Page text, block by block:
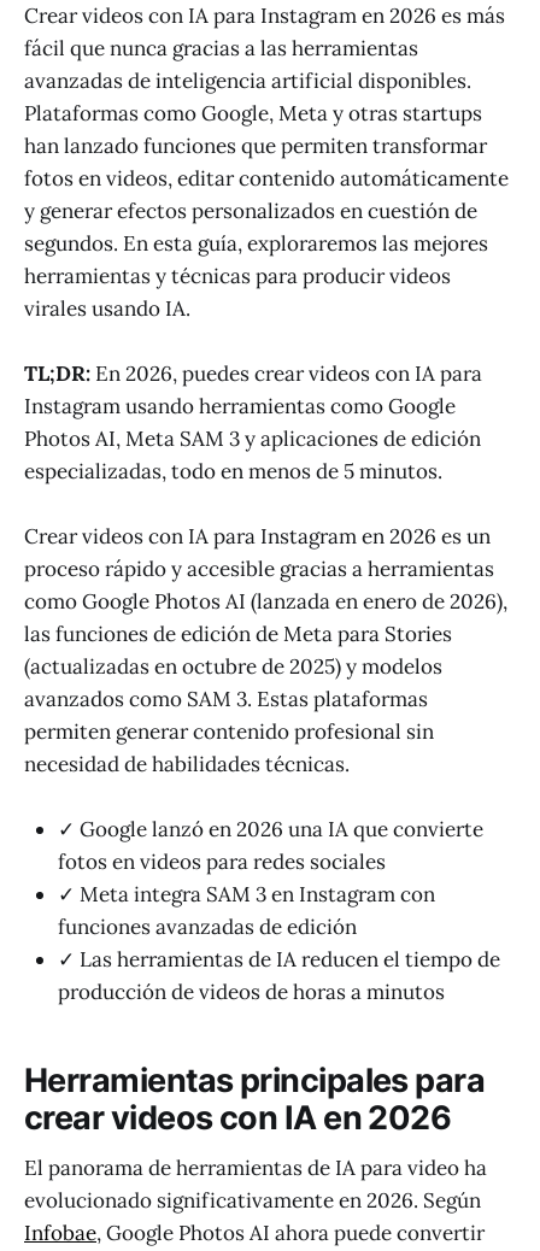
Crear videos con IA para Instagram en 2026 es más
fácil que nunca gracias a las herramientas
avanzadas de inteligencia artificial disponibles.
Plataformas como Google, Meta y otras startups
han lanzado funciones que permiten transformar
fotos en videos, editar contenido automáticamente
y generar efectos personalizados en cuestión de
segundos. En esta guía, exploraremos las mejores
herramientas y técnicas para producir videos
virales usando IA.
TL;DR: En 2026, puedes crear videos con IA para
Instagram usando herramientas como Google
Photos AI, Meta SAM 3 y aplicaciones de edición
especializadas, todo en menos de 5 minutos.
Crear videos con IA para Instagram en 2026 es un
proceso rápido y accesible gracias a herramientas
como Google Photos AI (lanzada en enero de 2026),
las funciones de edición de Meta para Stories
(actualizadas en octubre de 2025) y modelos
avanzados como SAM 3. Estas plataformas
permiten generar contenido profesional sin
necesidad de habilidades técnicas.
✓ Google lanzó en 2026 una IA que convierte
fotos en videos para redes sociales
✓ Meta integra SAM 3 en Instagram con
funciones avanzadas de edición
✓ Las herramientas de IA reducen el tiempo de
producción de videos de horas a minutos
Herramientas principales para
crear videos con IA en 2026
El panorama de herramientas de IA para video ha
evolucionado significativamente en 2026. Según
Infobae, Google Photos AI ahora puede convertir